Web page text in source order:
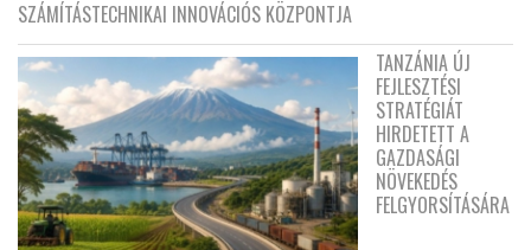
SZÁMÍTÁSTECHNIKAI INNOVÁCIÓS KÖZPONTJA
TANZÁNIA ÚJ
FEJLESZTÉSI
STRATÉGIÁT
HIRDETETT A
GAZDASÁGI
NÖVEKEDÉS
FELGYORSÍTÁSÁRA